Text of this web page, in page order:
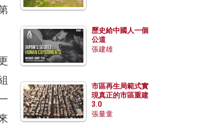
歷史給中國人一個
公道
張建雄
市區再生局範式實
現真正的市區重建
3.0
張量童